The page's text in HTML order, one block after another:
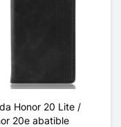
Honor 20 Lite /
20e abatible